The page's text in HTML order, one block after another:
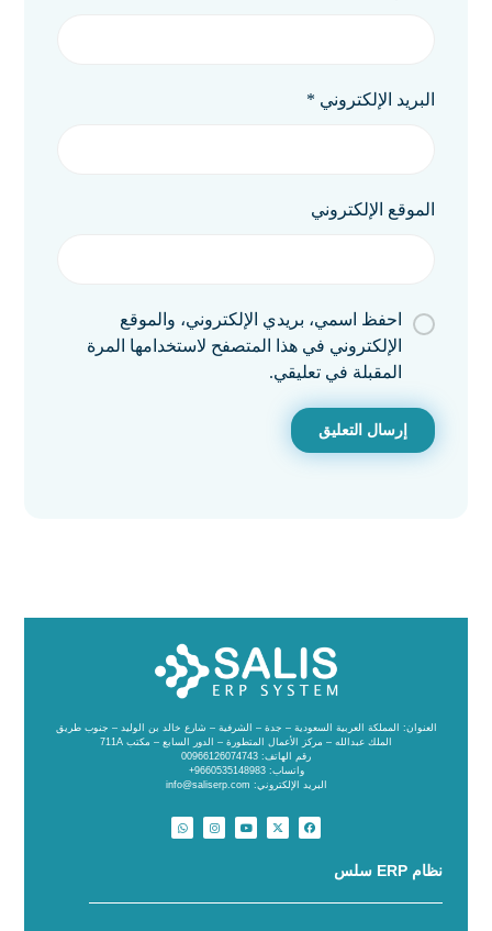
البريد الإلكتروني *
الموقع الإلكتروني
احفظ اسمي، بريدي الإلكتروني، والموقع
الإلكتروني في هذا المتصفح لاستخدامها المرة
المقبلة في تعليقي.
العنوان: المملكة العربية السعودية – جدة – الشرفية – شارع خالد بن الوليد – جنوب طريق
الملك عبدالله – مركز الأعمال المتطورة – الدور السابع – مكتب 711A
رقم الهاتف: 00966126074743
واتساب: 9660535148983+
البريد الإلكتروني: info@saliserp.com
نظام ERP سلس